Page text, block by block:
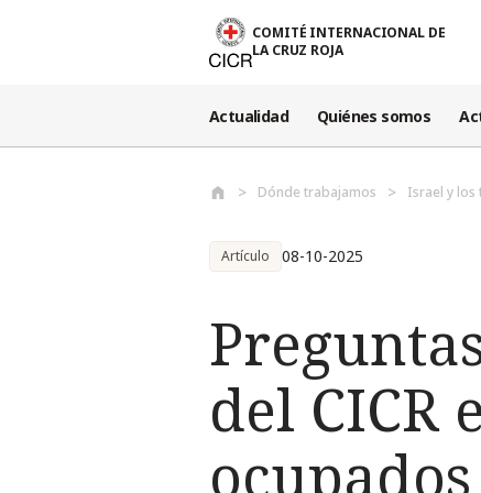
COMITÉ INTERNACIONAL DE
LA CRUZ ROJA
Actualidad Quiénes somos
Dónde trabajamos Israel y
Artículo 08-10-2025
del
ocupados